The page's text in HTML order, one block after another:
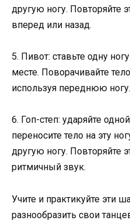
другую ногу. Повторяйте
вперед или назад.
5. Пивот: ставьте одну
месте. Поворачивайте
используя переднюю ногу.
6. Гоп-степ: ударяйте
переносите тело на эту
другую ногу. Повторяйте
ритмичный звук.
Учите и практикуйте эти
разнообразить свои